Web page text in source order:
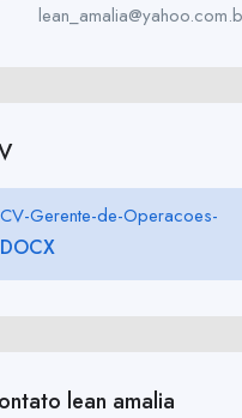
CV-Gerente-de-Operacoes-
DOCX
lean amalia